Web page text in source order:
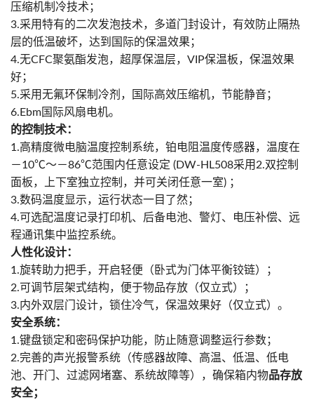
压缩机制冷技术；
3.采用特有的二次发泡技术，多道门封设计，有效防止隔热
层的低温破坏，达到国际的保温效果；
4.无CFC聚氨酯发泡，超厚保温层，VIP保温板，保温效果
好；
5.采用无氟环保制冷剂，国际高效压缩机，节能静音；
6.Ebm国际风扇电机。
的控制技术：
1.高精度微电脑温度控制系统，铂电阻温度传感器，温度在
－10℃～－86℃范围内任意设定 (DW-HL508采用2.双控制
面板，上下室独立控制，并可关闭任意一室) ；
3.数码温度显示，运行状态一目了然；
4.可选配温度记录打印机、后备电池、警灯、电压补偿、远
程通讯集中监控系统。
人性化设计：
1.旋转助力把手，开启轻便（卧式为门体平衡铰链）；
2.可调节层架式结构，便于物品存放（仅立式）；
3.内外双层门设计，锁住冷气，保温效果好（仅立式）。
安全系统：
1.键盘锁定和密码保护功能，防止随意调整运行参数；
2.完善的声光报警系统（传感器故障、高温、低温、低电
池、开门、过滤网堵塞、系统故障等），确保箱内物品存放
安全；